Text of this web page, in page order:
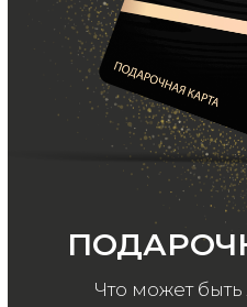
ООО «МИР КАШЕМИРА» © 2023
Все права защищены.
конфиденциальности